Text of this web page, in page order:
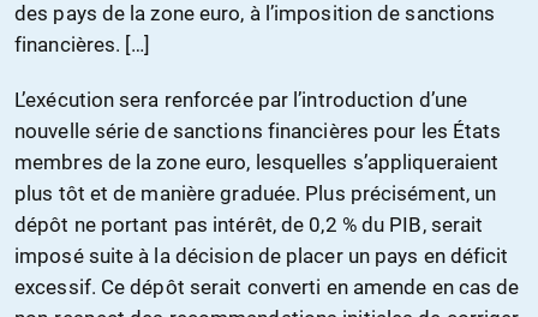
des pays de la zone euro, à l’imposition de sanctions
financières. […]
L’exécution sera renforcée par l’introduction d’une
nouvelle série de sanctions financières pour les États
membres de la zone euro, lesquelles s’appliqueraient
plus tôt et de manière graduée. Plus précisément, un
dépôt ne portant pas intérêt, de 0,2 % du PIB, serait
imposé suite à la décision de placer un pays en déficit
excessif. Ce dépôt serait converti en amende en cas de